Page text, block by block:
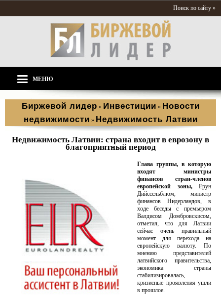
Поиск по сайту »
МЕНЮ
Биржевой лидер » Инвестиции » Новости
недвижимости » Недвижимость Латвии
Недвижимость Латвии: страна входит в еврозону в
благоприятный период
Глава группы, в которую
входят министры
финансов стран-членов
европейской зоны,Ерун
Дийссельблюм, министр
финансов Нидерландов, в
ходе беседы с премьером
Валдисом Домбровскисом,
отметил, что для Латвии
сейчас очень правильный
момент для перехода на
европейскую валюту. По
мнению представителей
латвийского правительства,
экономика страны
стабилизировалась,
кризисные проявления ушли
в прошлое.